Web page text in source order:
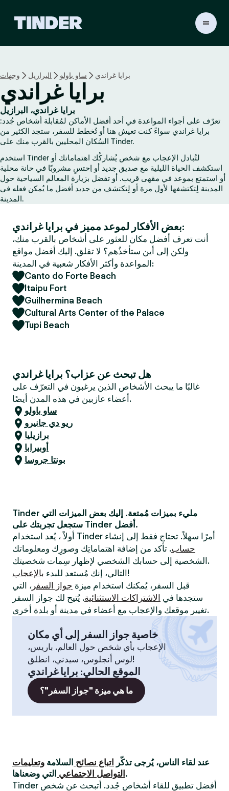
ة
ل
ر
ئ
ي
س
ة
ل
ـ
T
d
e
r
وجهات البرازيل ساو باولو برايا غراندي
برايا غراندي
برايا غراندي، البرازيل
تعرّف على أجواء المواعدة في أحد أفضل الأماكن لمُقابلة أشخاص جُدد:
برايا غراندي سواءً كنت تعيش هنا أو تُخطط للسفر، ستجد الكثير من
السُكان المحليين بالقرب منك على Tinder.
استخدم Tinder لتُبادل الإعجاب مع شخص يُشاركُك اهتماماتك أو
استكشف الحياة الليلية مع صديق جديد أو اِحتسِ مشروبًا في حانة محلية
أو استمتع بموعد في مقهى قريب. أو تفضل بزيارة المعالم السياحية حول
المدينة لِتكتشفها لأول مرة أو لِتكتشف من جديد أفضل ما يُمكن فعله في
المدينة.
بعض الأفكار لموعد مميز في برايا غراندي:
أنت تعرف أفضل مكان للعثور على أشخاص بالقرب منك،
ولكن إلى أين ستأخذُهم؟ لا تقلق. إليك أفضل مواقع
المواعدة وأكثر الأفكار شعبية في المدينة:
Canto do Forte Beach
Itaipu Fort
Guilhermina Beach
Cultural Arts Center of the Palace
Tupi Beach
هل تبحث عن عزاب؟ برايا غراندي
غالبًا ما يبحث الأشخاص الذين يرغبون في التعرّف على
أعضاء عازبين في هذه المدن أيضًا.
ساو باولو
ريو دي جانيرو
برازيليا
أوبيرابا
بونتا جروسا
Tinder مليء بميزات مُمتعة. إليك بعض الميزات التي
ستجعل تجربتك على Tinder أفضل.
أولاً ، يُعد استخدام Tinder أمرًا سهلاً. تحتاج فقط إلى إنشاء
حساب. تأكد من إضافة اهتماماتِك وصورِك ومعلوماتك
الشخصية إلى حسابك الشخصي لإظهار سِمات شخصيتك.
التالي، إنك مُستعد للبدء بالإعجاب
!
قبل السفر، يُمكنك استخدام ميزة جواز السفر ، التي
ستجدها في الاشتراكات الاستثنائية. يُتيح لك جواز السفر
تغيير موقعك والإعجاب مع أعضاء في مدينة أو بلدة أخرى.
خاصية جواز السفر إلى أي مكان
الإعجاب بأي شخص حول العالم. باريس،
لوس أنجلوس، سيدني، انطلق!
الموقع الحالي: برايا غراندي
ما هي ميزة "جواز السفر"؟
عند لقاء الناس، يُرجى تذكّر اتباع نصائح السلامة وتعليمات
التواصل الاجتماعي التي وضعناها.
Tinder أفضل تطبيق للقاء أشخاص جُدد. أتبحث عن شخص